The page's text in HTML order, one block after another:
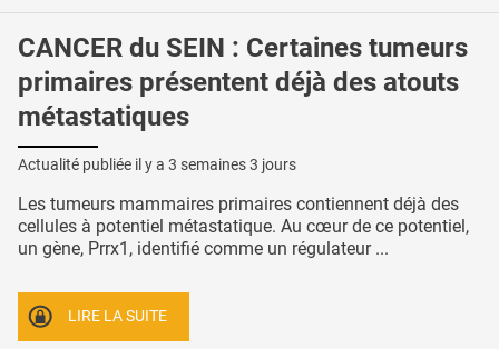
CANCER du SEIN : Certaines tumeurs
primaires présentent déjà des atouts
métastatiques
Actualité publiée il y a 3 semaines 3 jours
Les tumeurs mammaires primaires contiennent déjà des
cellules à potentiel métastatique. Au cœur de ce potentiel,
un gène, Prrx1, identifié comme un régulateur ...
LIRE LA SUITE